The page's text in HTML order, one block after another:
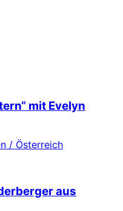
mit Evelyn
/ Österreich
aus